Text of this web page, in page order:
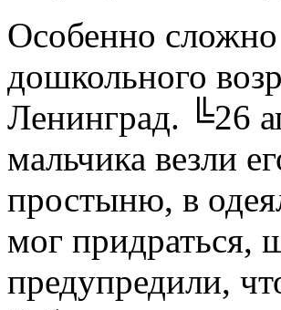
Особенно
дошкольного
Ленинград. ╚26
мальчика везли
простыню, в
мог придраться,
предупредили,